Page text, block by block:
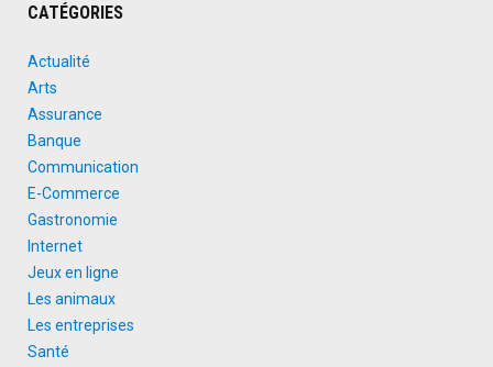
CATÉGORIES
Actualité
Arts
Assurance
Banque
Communication
E-Commerce
Gastronomie
Internet
Jeux en ligne
Les animaux
Les entreprises
Santé